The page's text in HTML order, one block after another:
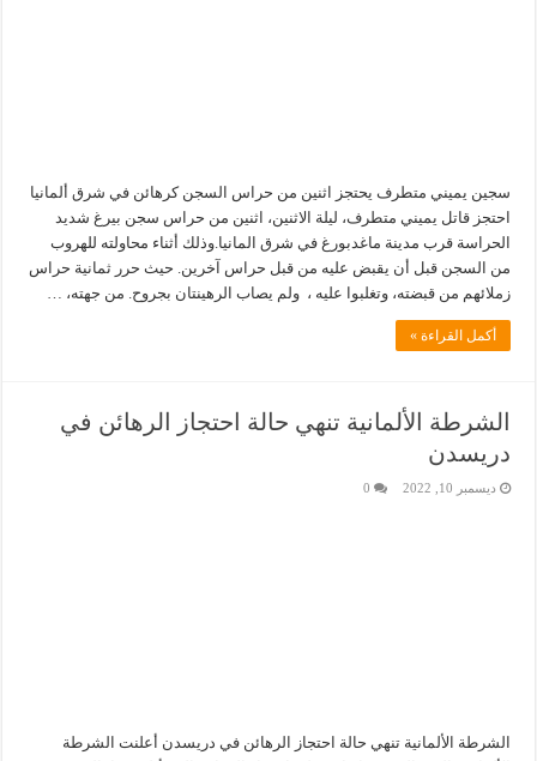
سجين يميني متطرف يحتجز اثنين من حراس السجن كرهائن في شرق ألمانيا
احتجز قاتل يميني متطرف، ليلة الاثنين، اثنين من حراس سجن بيرغ شديد
الحراسة قرب مدينة ماغدبورغ في شرق المانيا.وذلك أثناء محاولته للهروب
من السجن قبل أن يقبض عليه من قبل حراس آخرين. حيث حرر ثمانية حراس
زملائهم من قبضته، وتغلبوا عليه ، ولم يصاب الرهينتان بجروح. من جهته، …
أكمل القراءة »
الشرطة الألمانية تنهي حالة احتجاز الرهائن في
دريسدن
ديسمبر 10, 2022 0
الشرطة الألمانية تنهي حالة احتجاز الرهائن في دريسدن أعلنت الشرطة